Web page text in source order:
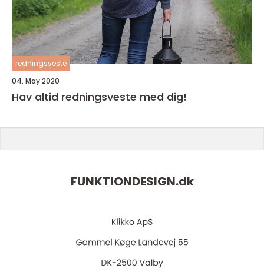
redningsveste
04. May 2020
Hav altid redningsveste med dig!
FUNKTIONDESIGN.dk